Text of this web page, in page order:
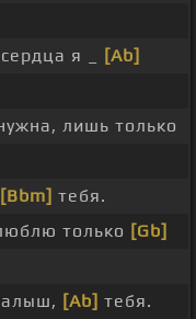
я _
[Ab]
лишь только
[Bbm] тебя.
только [Gb]
[Ab] тебя.